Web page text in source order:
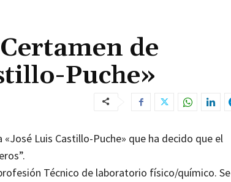
de
Puche»
Luis Castillo-Puche» que ha decido que el
Técnico de laboratorio físico/químico. Se